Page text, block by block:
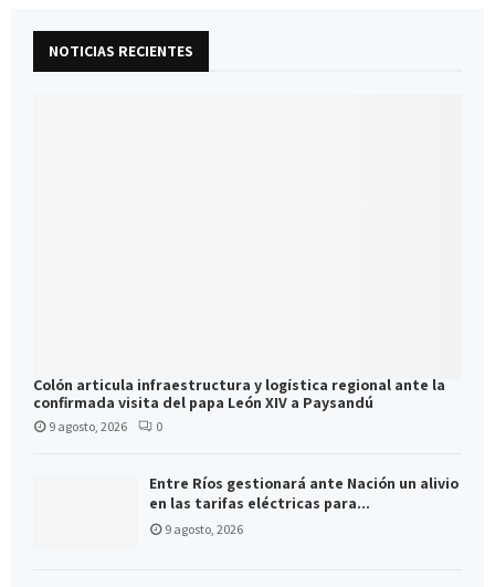
NOTICIAS RECIENTES
Colón articula infraestructura y logística regional ante la
confirmada visita del papa León XIV a Paysandú
9 agosto, 2026 0
Entre Ríos gestionará ante Nación un alivio
en las tarifas eléctricas para...
9 agosto, 2026